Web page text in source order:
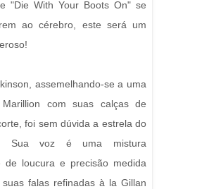
"Die With Your Boots On" se
ao cérebro, este será um
assemelhando-se a uma
com suas calças de
foi sem dúvida a estrela do
Sua voz é uma mistura
de loucura e precisão medida
suas falas refinadas à la Gillan